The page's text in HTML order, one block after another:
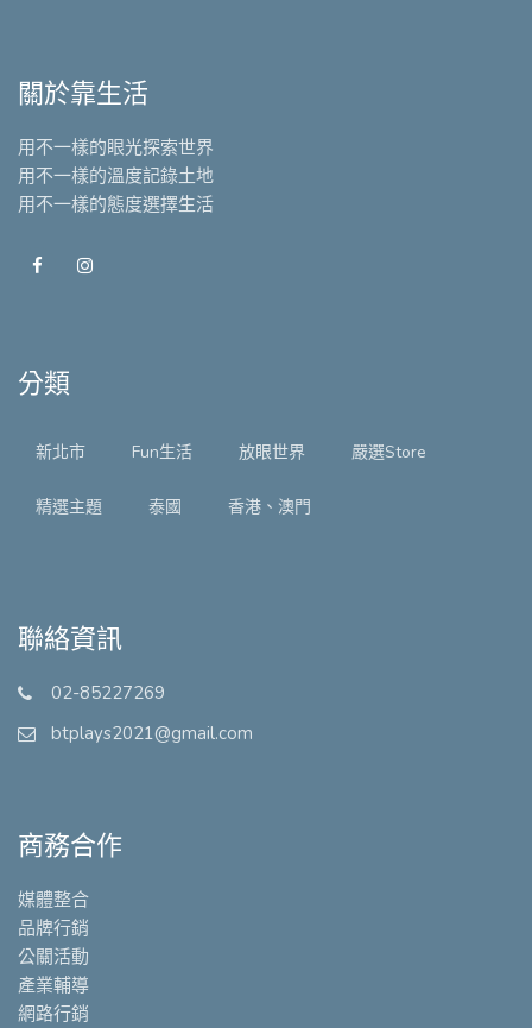
關於靠生活
用不一樣的眼光探索世界
用不一樣的溫度記錄土地
用不一樣的態度選擇生活
分類
新北市 Fun生活 放眼世界 嚴選Store
精選主題 泰國 香港、澳門
聯絡資訊
02-85227269
btplays2021@gmail.com
商務合作
媒體整合
品牌行銷
公關活動
產業輔導
網路行銷